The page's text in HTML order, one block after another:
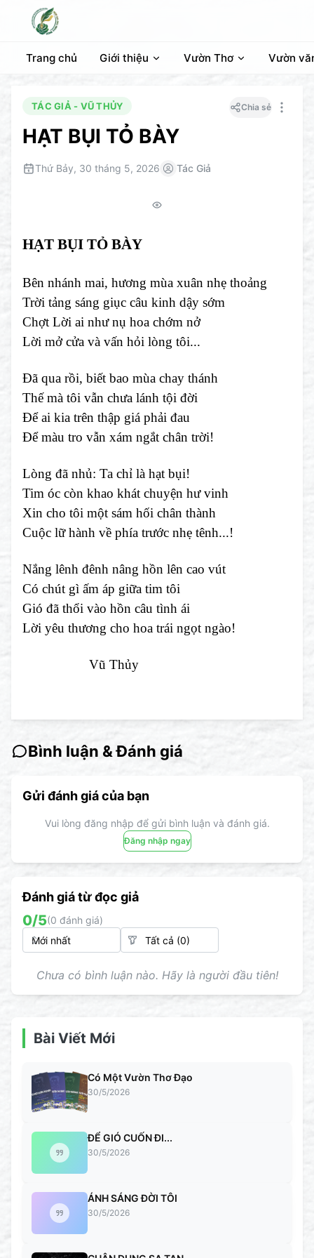
Trang chủ Giới thiệu Vườn Thơ Vườn
TÁC GIẢ - VŨ THỦY
HẠT BỤI TỎ BÀY
Chia sẻ
Thứ Bảy, 30 tháng 5, 2026 Tác Giả
HẠT BỤI TỎ BÀY
Bên nhánh mai, hương mùa xuân nhẹ thoảng
Trời tảng sáng giục câu kinh dậy sớm
Chợt Lời ai như nụ hoa chớm nở
Lời mở cửa và vấn hỏi lòng tôi...
Đã qua rồi, biết bao mùa chay thánh
Thế mà tôi vẫn chưa lánh tội đời
Để ai kia trên thập giá phải đau
Để màu tro vẫn xám ngắt chân trời!
Lòng đã nhủ: Ta chỉ là hạt bụi!
Tim óc còn khao khát chuyện hư vinh
Xin cho tôi một sám hối chân thành
Cuộc lữ hành về phía trước nhẹ tênh...!
Nắng lênh đênh nâng hồn lên cao vút
Có chút gì ấm áp giữa tim tôi
Gió đã thổi vào hồn câu tình ái
Lời yêu thương cho hoa trái ngọt ngào!
Vũ Thủy
Bình luận & Đánh giá
Gửi đánh giá của bạn
Vui lòng đăng nhập để gửi bình luận và đánh giá.
Đăng nhập ngay
Đánh giá từ đọc giả
0/5(0 đánh giá)
Chưa có bình luận nào. Hãy là người đầu tiên!
Bài Viết Mới
Có Một Vườn Thơ Đạo
30/5/2026
ĐỂ GIÓ CUỐN ĐI...
30/5/2026
ÁNH SÁNG ĐỜI TÔI
30/5/2026